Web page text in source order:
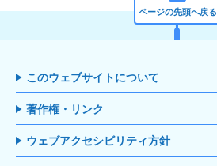
ページの先頭へ戻る
このウェブサイトについて
著作権・リンク
ウェブアクセシビリティ方針